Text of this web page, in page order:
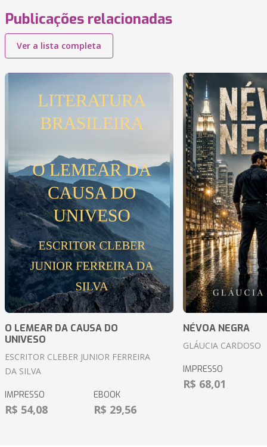
Publicações relacionadas
Ver a lista completa
O LEMEAR DA CAUSA DO
UNIVESO
ESCRITOR CLEBER JUNIOR FERREIRA
DA SILVA
IMPRESSO
R$ 54,08
EBOOK
R$ 29,56
NÉVOA NEGRA
GLÁUCIA CARDOSO
IMPRESSO
R$ 68,01